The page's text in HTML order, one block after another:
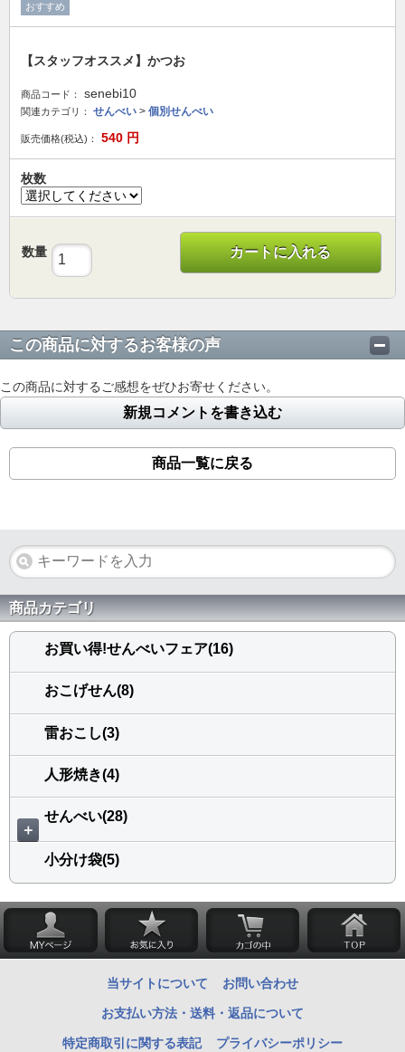
おすすめ
【スタッフオススメ】かつお
商品コード： senebi10
関連カテゴリ： せんべい > 個別せんべい
販売価格(税込)： 540 円
枚数
数量 カートに入れる
この商品に対するお客様の声
この商品に対するご感想をぜひお寄せください。
新規コメントを書き込む
商品一覧に戻る
商品カテゴリ
お買い得!せんべいフェア(16)
おこげせん(8)
雷おこし(3)
人形焼き(4)
＋
せんべい(28)
小分け袋(5)
当サイトについて お問い合わせ
お支払い方法・送料・返品について
特定商取引に関する表記 プライバシーポリシー